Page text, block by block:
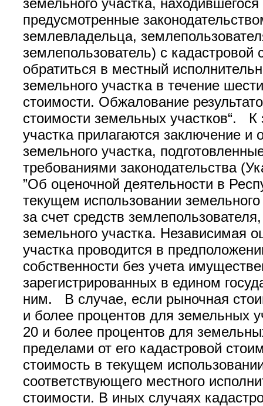
земельного участка,
предусмотренные
землевладельца,
землепользователь) с
обратиться в местный
земельного участка в течение
стоимости. Обжалование
стоимости земельных участков“.
участка прилагаются заключение
земельного участка,
требованиями законодательства
”Об оценочной деятельности в
текущем использовании
за счет средств
земельного участка. Независимая
участка проводится в
собственности без учета
зарегистрированных в едином
ним. В случае, если рыночная
и более процентов для земельных
20 и более процентов для
пределами от его кадастровой
стоимость в текущем
соответствующего местного
стоимости. В иных случаях